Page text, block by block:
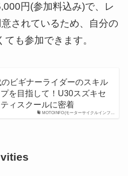
円(参加料込み)で、レ
されているため、自分の
も参加できます。
MOTOINFO(モーターサイクルインフ…
のビギナーライダーのスキル
を目指して！U30スズキセ
ィスクールに密着